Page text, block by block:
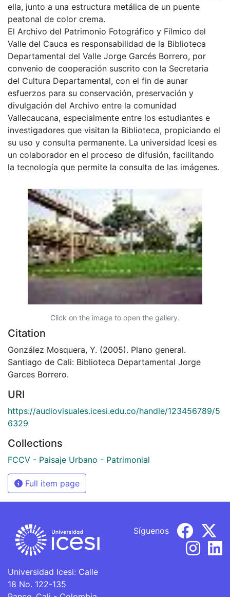
ella, junto a una estructura metálica de un puente
peatonal de color crema.
El Archivo del Patrimonio Fotográfico y Fílmico del
Valle del Cauca es responsabilidad de la Biblioteca
Departamental del Valle Jorge Garcés Borrero, por
convenio de cooperación suscrito con la Secretaria
del Cultura Departamental, con el fin de aunar
esfuerzos para su conservación, preservación y
divulgación del Archivo entre la comunidad
Vallecaucana, especialmente entre los estudiantes e
investigadores que visitan la Biblioteca, propiciando el
su uso y consulta permanente. La universidad Icesi es
un colaborador en el proceso de difusión, facilitando
la tecnología que permite la consulta de las imágenes.
Click on the image to open the gallery.
Citation
González Mosquera, Y. (2005). Plano general.
Santiago de Cali: Biblioteca Departamental Jorge
Garces Borrero.
URI
https://audiovisuales.icesi.edu.co/handle/123456789/5
6329
Collections
FCCV - Paisaje Urbano - Patrimonial
Full item page
Universidad Icesi: Calle
18 No. 122-135
Síguenos